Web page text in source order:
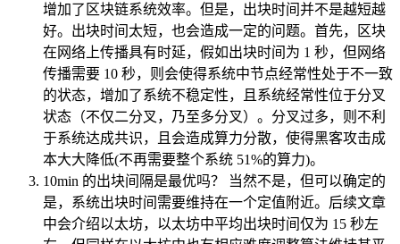
增加了区块链系统效率。但是，出块时间并不是越短越
好。出块时间太短，也会造成一定的问题。首先，区块
在网络上传播具有时延，假如出块时间为 1 秒，但网络
传播需要 10 秒，则会使得系统中节点经常性处于不一致
的状态，增加了系统不稳定性，且系统经常性位于分叉
状态（不仅二分叉，乃至多分叉）。分叉过多，则不利
于系统达成共识，且会造成算力分散，使得黑客攻击成
本大大降低(不再需要整个系统 51%的算力)。
10min 的出块间隔是最优吗？ 当然不是，但可以确定的
是，系统出块时间需要维持在一个定值附近。后续文章
中会介绍以太坊，以太坊中平均出块时间仅为 15 秒左